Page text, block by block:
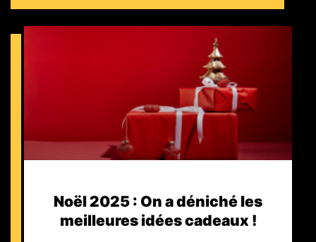
Noël 2025 : On a déniché les
meilleures idées cadeaux !